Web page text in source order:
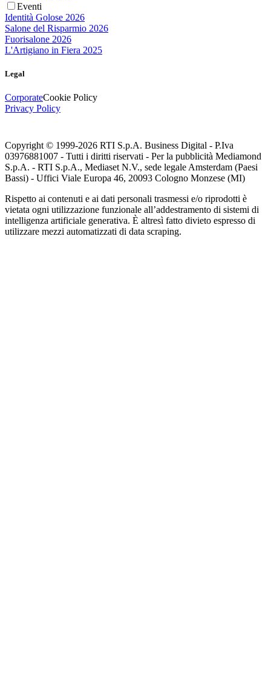
Eventi
Identità Golose 2026
Salone del Risparmio 2026
Fuorisalone 2026
L'Artigiano in Fiera 2025
Legal
CorporateCookie Policy
Privacy Policy
Copyright © 1999-2026 RTI S.p.A. Business Digital - P.Iva
03976881007 - Tutti i diritti riservati - Per la pubblicità Mediamond
S.p.A. - RTI S.p.A., Mediaset N.V., sede legale Amsterdam (Paesi
Bassi) - Uffici Viale Europa 46, 20093 Cologno Monzese (MI)
Rispetto ai contenuti e ai dati personali trasmessi e/o riprodotti è
vietata ogni utilizzazione funzionale all’addestramento di sistemi di
intelligenza artificiale generativa. È altresì fatto divieto espresso di
utilizzare mezzi automatizzati di data scraping.